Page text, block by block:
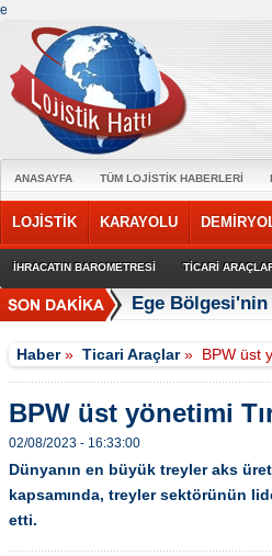
e
ANASAYFA TÜM LOJİSTİK HABERLERİ
LOJİSTİK KARAYOLU
İHRACATIN BAROMETRESİ TİCARİ
Ege Bölgesi'nin
Haber»Ticari Araçlar» BPW üst
BPW üst yönetimi
02/08/2023 - 16:33:00
Dünyanın en büyük treyler aks
kapsamında, treyler sektörünün
etti.